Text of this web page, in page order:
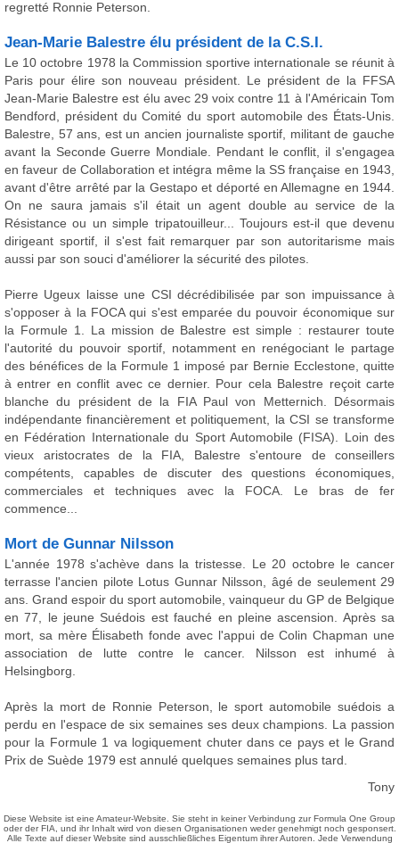
regretté Ronnie Peterson.
Jean-Marie Balestre élu président de la C.S.I.
Le 10 octobre 1978 la Commission sportive internationale se réunit à
Paris pour élire son nouveau président. Le président de la FFSA
Jean-Marie Balestre est élu avec 29 voix contre 11 à l'Américain Tom
Bendford, président du Comité du sport automobile des États-Unis.
Balestre, 57 ans, est un ancien journaliste sportif, militant de gauche
avant la Seconde Guerre Mondiale. Pendant le conflit, il s'engagea
en faveur de Collaboration et intégra même la SS française en 1943,
avant d'être arrêté par la Gestapo et déporté en Allemagne en 1944.
On ne saura jamais s'il était un agent double au service de la
Résistance ou un simple tripatouilleur... Toujours est-il que devenu
dirigeant sportif, il s'est fait remarquer par son autoritarisme mais
aussi par son souci d'améliorer la sécurité des pilotes.
Pierre Ugeux laisse une CSI décrédibilisée par son impuissance à
s'opposer à la FOCA qui s'est emparée du pouvoir économique sur
la Formule 1. La mission de Balestre est simple : restaurer toute
l'autorité du pouvoir sportif, notamment en renégociant le partage
des bénéfices de la Formule 1 imposé par Bernie Ecclestone, quitte
à entrer en conflit avec ce dernier. Pour cela Balestre reçoit carte
blanche du président de la FIA Paul von Metternich. Désormais
indépendante financièrement et politiquement, la CSI se transforme
en Fédération Internationale du Sport Automobile (FISA). Loin des
vieux aristocrates de la FIA, Balestre s'entoure de conseillers
compétents, capables de discuter des questions économiques,
commerciales et techniques avec la FOCA. Le bras de fer
commence...
Mort de Gunnar Nilsson
L'année 1978 s'achève dans la tristesse. Le 20 octobre le cancer
terrasse l'ancien pilote Lotus Gunnar Nilsson, âgé de seulement 29
ans. Grand espoir du sport automobile, vainqueur du GP de Belgique
en 77, le jeune Suédois est fauché en pleine ascension. Après sa
mort, sa mère Élisabeth fonde avec l'appui de Colin Chapman une
association de lutte contre le cancer. Nilsson est inhumé à
Helsingborg.
Après la mort de Ronnie Peterson, le sport automobile suédois a
perdu en l'espace de six semaines ses deux champions. La passion
pour la Formule 1 va logiquement chuter dans ce pays et le Grand
Prix de Suède 1979 est annulé quelques semaines plus tard.
Tony
Diese Website ist eine Amateur-Website. Sie steht in keiner Verbindung zur Formula One Group
oder der FIA, und ihr Inhalt wird von diesen Organisationen weder genehmigt noch gesponsert.
Alle Texte auf dieser Website sind ausschließliches Eigentum ihrer Autoren. Jede Verwendung